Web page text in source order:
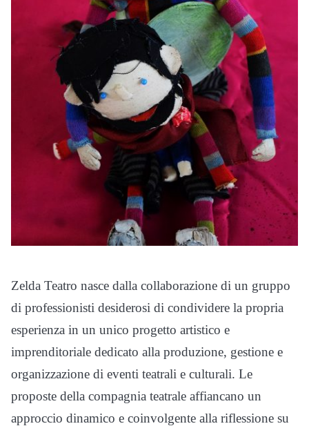
Zelda Teatro nasce dalla collaborazione di un gruppo
di professionisti desiderosi di condividere la propria
esperienza in un unico progetto artistico e
imprenditoriale dedicato alla produzione, gestione e
organizzazione di eventi teatrali e culturali. Le
proposte della compagnia teatrale affiancano un
approccio dinamico e coinvolgente alla riflessione su